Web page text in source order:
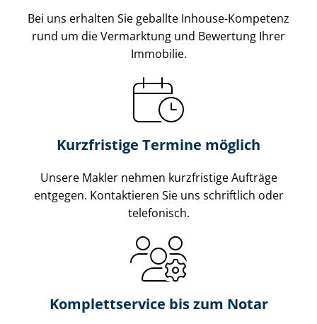
Bei uns erhalten Sie geballte Inhouse-Kompetenz
rund um die Vermarktung und Bewertung Ihrer
Immobilie.
Kurzfristige Termine möglich
Unsere Makler nehmen kurzfristige Aufträge
entgegen. Kontaktieren Sie uns schriftlich oder
telefonisch.
Komplettservice bis zum Notar